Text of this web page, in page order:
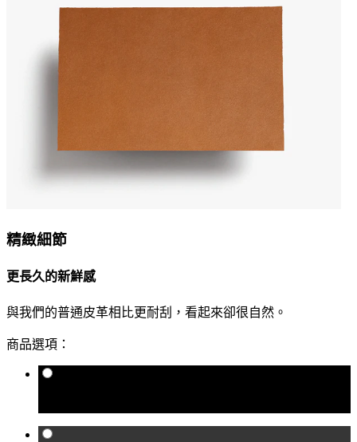
精緻細節
更長久的新鮮感
與我們的普通皮革相比更耐刮，看起來卻很自然。
商品選項：